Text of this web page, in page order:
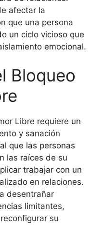
afectar la
que una persona
un ciclo vicioso que
emocional.
Bloqueo
Libre requiere un
y sanación
que las personas
las raíces de su
trabajar con un
en relaciones.
desentrañar
limitantes,
su